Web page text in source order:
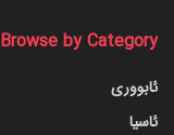
Browse by Category
ئابووری
ئاسیا